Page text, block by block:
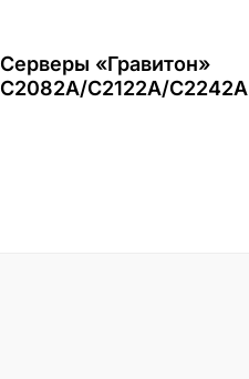
Серверы «Гравитон»
С2082А/С2122А/С2242А